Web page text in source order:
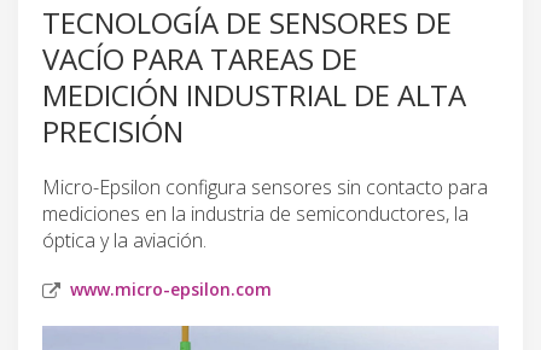
TECNOLOGÍA DE SENSORES DE
VACÍO PARA TAREAS DE
MEDICIÓN INDUSTRIAL DE ALTA
PRECISIÓN
Micro-Epsilon configura sensores sin contacto para
mediciones en la industria de semiconductores, la
óptica y la aviación.
www.micro-epsilon.com